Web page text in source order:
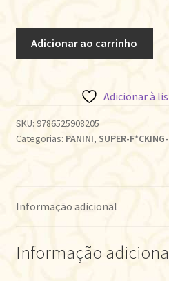
FORMATURA
quantidade
Adicionar ao carrinho
Adicionar à
SKU: 9786525908205
Categorias: PANINI, SUPER-
Informação adicional
Informação